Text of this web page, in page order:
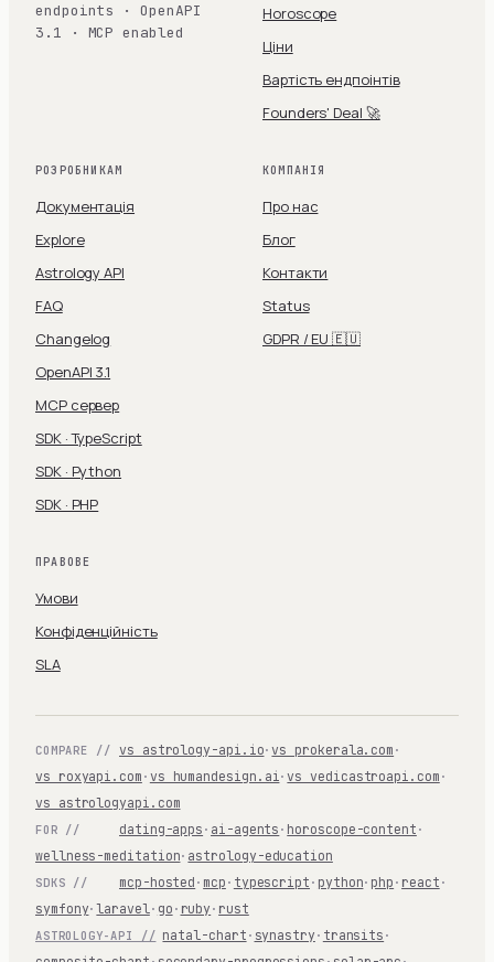
endpoints · OpenAPI
3.1 · MCP enabled
Horoscope
Ціни
Вартість ендпоінтів
Founders' Deal 🚀
РОЗРОБНИКАМ
Документація
Explore
Astrology API
FAQ
Changelog
OpenAPI 3.1
MCP сервер
SDK · TypeScript
SDK · Python
SDK · PHP
КОМПАНІЯ
Про нас
Блог
Контакти
Status
GDPR / EU 🇪🇺
ПРАВОВЕ
Умови
Конфіденційність
SLA
COMPARE // vs astrology-api.io·vs prokerala.com ·
vs roxyapi.com · vs humandesign.ai ·vs vedicastroapi.com ·
vs astrologyapi.com
FOR // dating-apps · ai-agents · horoscope-content ·
wellness-meditation· astrology-education
SDKS // mcp-hosted · mcp · typescript · python· php · react ·
symfony·laravel · go · ruby · rust
ASTROLOGY-API // natal-chart · synastry · transits ·